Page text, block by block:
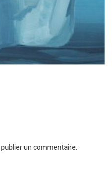
un commentaire.